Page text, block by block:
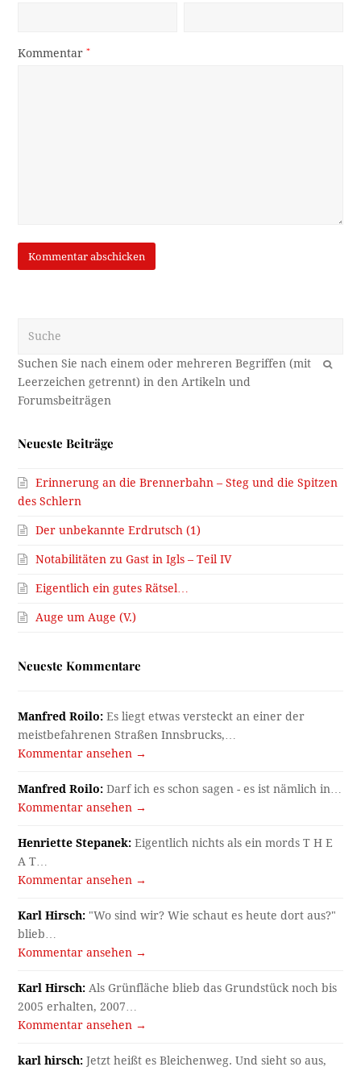
Kommentar*
OK
Neueste Beiträge
Erinnerung an die Brennerbahn – Steg und die Spitzen
des Schlern
Der unbekannte Erdrutsch (1)
Notabilitäten zu Gast in Igls – Teil IV
Eigentlich ein gutes Rätsel…
Auge um Auge (V.)
Neueste Kommentare
Manfred Roilo: Es liegt etwas versteckt an einer der
meistbefahrenen Straßen Innsbrucks,…
Kommentar ansehen →
Manfred Roilo: Darf ich es schon sagen - es ist nämlich in…
Kommentar ansehen →
Henriette Stepanek: Eigentlich nichts als ein mords T H E
A T…
Kommentar ansehen →
Karl Hirsch: "Wo sind wir? Wie schaut es heute dort aus?"
blieb…
Kommentar ansehen →
Karl Hirsch: Als Grünfläche blieb das Grundstück noch bis
2005 erhalten, 2007…
Kommentar ansehen →
karl hirsch: Jetzt heißt es Bleichenweg. Und sieht so aus,